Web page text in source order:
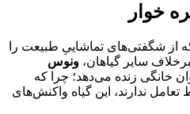
خوار
از شگفتی‌های تماشاییِ طبیعت را
سایر گیاهان، ونوس
خانگی زنده می‌دهد؛ چرا که
ندارند، این گیاه واکنش‌های